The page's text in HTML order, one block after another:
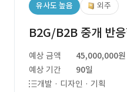
유사도 높음 외주
B2G/B2B 중개 반
예상 금액
45,000,000원
예상 기간
90일
개발 · 디자인 · 기획